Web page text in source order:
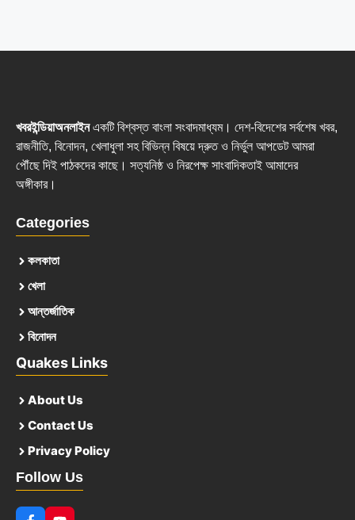
খবরইন্ডিয়াঅনলাইনএকটি বিশ্বস্ত বাংলা সংবাদমাধ্যম। দেশ-বিদেশের সর্বশেষ খবর,
রাজনীতি, বিনোদন, খেলাধুলা সহ বিভিন্ন বিষয়ে দ্রুত ও নির্ভুল আপডেট আমরা
পৌঁছে দিই পাঠকদের কাছে। সত্যনিষ্ঠ ও নিরপেক্ষ সাংবাদিকতাই আমাদের
অঙ্গীকার।
Categories
কলকাতা
খেলা
আন্তর্জাতিক
বিনোদন
Quakes Links
About Us
Contact Us
Privacy Policy
Follow Us